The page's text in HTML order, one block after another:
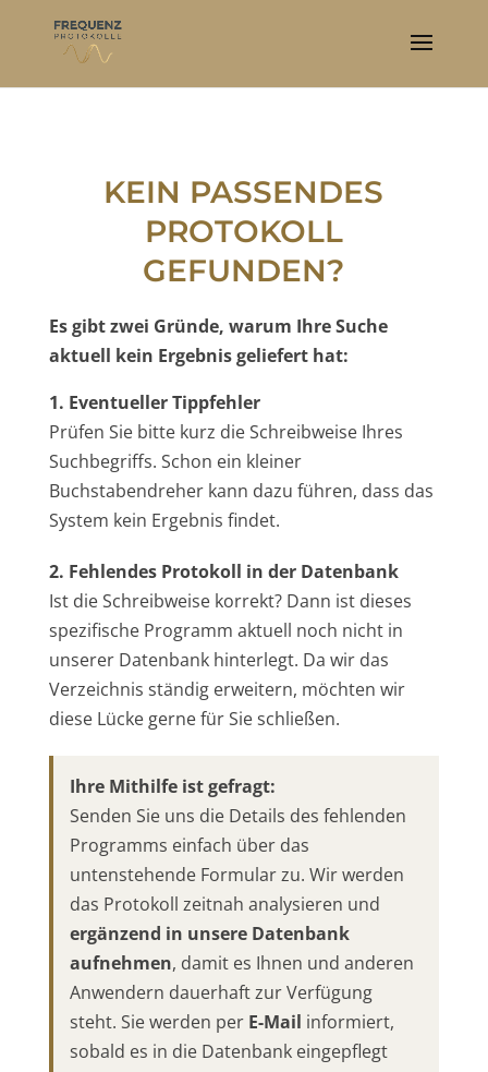
KEIN PASSENDES
PROTOKOLL
GEFUNDEN?
Es gibt zwei Gründe, warum Ihre Suche
aktuell kein Ergebnis geliefert hat:
1. Eventueller Tippfehler
Prüfen Sie bitte kurz die Schreibweise Ihres
Suchbegriffs. Schon ein kleiner
Buchstabendreher kann dazu führen, dass das
System kein Ergebnis findet.
2. Fehlendes Protokoll in der Datenbank
Ist die Schreibweise korrekt? Dann ist dieses
spezifische Programm aktuell noch nicht in
unserer Datenbank hinterlegt. Da wir das
Verzeichnis ständig erweitern, möchten wir
diese Lücke gerne für Sie schließen.
Ihre Mithilfe ist gefragt:
Senden Sie uns die Details des fehlenden
Programms einfach über das
untenstehende Formular zu. Wir werden
das Protokoll zeitnah analysieren und
ergänzend in unsere Datenbank
aufnehmen, damit es Ihnen und anderen
Anwendern dauerhaft zur Verfügung
steht. Sie werden per E-Mail informiert,
sobald es in die Datenbank eingepflegt